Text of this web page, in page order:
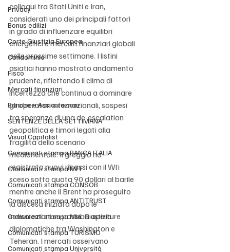
Privacy
Bonus edilizi
Corte Giustizia Europea
Condominio
Fisco
Mercati finanziari
Banche e Assicurazioni
SENTENZE DELLA SETTIMANA
Visual Capitalist
Comunicati stampa BANCA ITALIA
Comunicati stampa MEF
Comunicati stampa CONSOB
Comunicati stampa ANTITRUST
Comunicati stampa Min. Giustizia
Comunicati stampa TURISMO
Comunicati stampa Università
colloqui tra Stati Uniti e Iran,
considerati uno dei principali fattori
in grado di influenzare equilibri
energetici e mercati finanziari globali
nelle prossime settimane. I listini
asiatici hanno mostrato andamento
prudente, riflettendo il clima di
incertezza che continua a dominare
gli operatori internazionali, sospesi
tra speranze di una de-escalation
geopolitica e timori legati alla
fragilità dello scenario
mediorientale. Il greggio ha
registrato nuovi ribassi con il Wti
sceso sotto quota 90 dollari al barile
mentre anche il Brent ha proseguito
la discesa iniziata dopo le
indiscrezioni su possibili aperture
diplomatiche tra Washington e
Teheran. I mercati osservano